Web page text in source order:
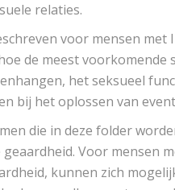
relaties.
voor mensen
de meest voorkomende
het seksueel
bij het oplossen van
die in deze folder
Voor mensen
kunnen zich